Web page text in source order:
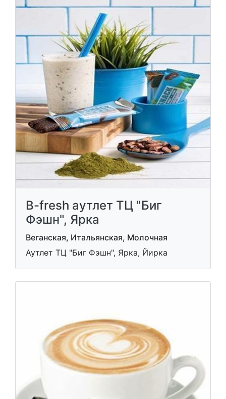
B-fresh аутлет ТЦ "Биг
Фэшн", Ярка
Веганская, Итальянская, Молочная
Аутлет ТЦ "Биг Фэшн", Ярка, Йирка